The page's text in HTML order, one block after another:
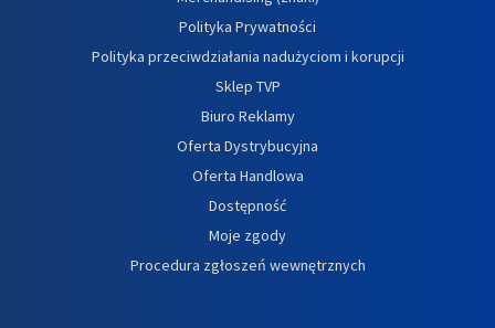
Polityka Prywatności
Polityka przeciwdziałania nadużyciom i korupcji
Sklep TVP
Biuro Reklamy
Oferta Dystrybucyjna
Oferta Handlowa
Dostępność
Moje zgody
Procedura zgłoszeń wewnętrznych